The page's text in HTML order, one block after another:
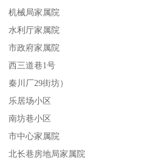
机械局家属院
水利厅家属院
市政府家属院
西三道巷1号
秦川厂29街坊）
乐居场小区
南坊巷小区
市中心家属院
北长巷房地局家属院